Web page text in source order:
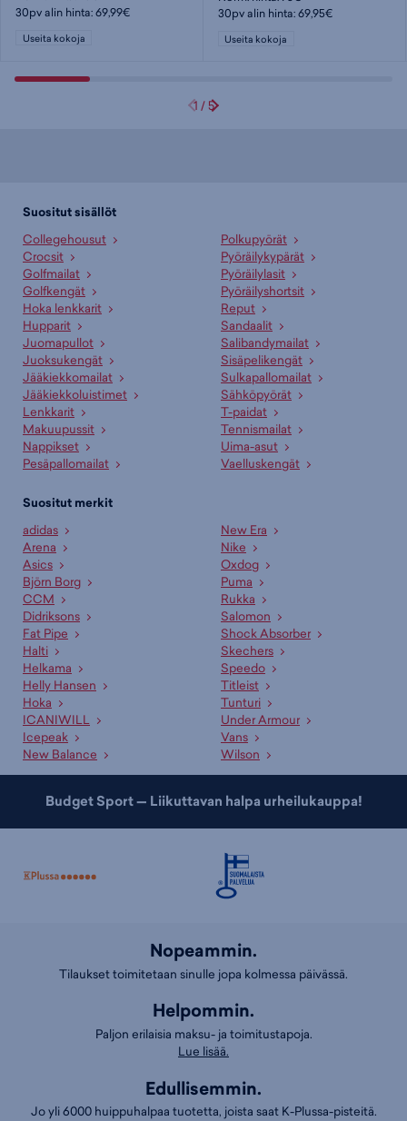
30pv alin hinta: 69,99€
Useita kokoja
30pv alin hinta: 69,95€
Useita kokoja
1 /5
Suositut sisällöt
Collegehousut
Crocsit
Golfmailat
Golfkengät
Hoka lenkkarit
Hupparit
Juomapullot
Juoksukengät
Jääkiekkomailat
Jääkiekkoluistimet
Lenkkarit
Makuupussit
Nappikset
Pesäpallomailat
Polkupyörät
Pyöräilykypärät
Pyöräilylasit
Pyöräilyshortsit
Reput
Sandaalit
Salibandymailat
Sisäpelikengät
Sulkapallomailat
Sähköpyörät
T-paidat
Tennismailat
Uima-asut
Vaelluskengät
Suositut merkit
adidas
Arena
Asics
Björn Borg
CCM
Didriksons
Fat Pipe
Halti
Helkama
Helly Hansen
Hoka
ICANIWILL
Icepeak
New Balance
New Era
Nike
Oxdog
Puma
Rukka
Salomon
Shock Absorber
Skechers
Speedo
Titleist
Tunturi
Under Armour
Vans
Wilson
Budget Sport — Liikuttavan halpa urheilukauppa!
Nopeammin.
Tilaukset toimitetaan sinulle jopa kolmessa päivässä.
Helpommin.
Paljon erilaisia maksu- ja toimitustapoja.
Lue lisää.
Edullisemmin.
Jo yli 6000 huippuhalpaa tuotetta, joista saat K-Plussa-pisteitä.